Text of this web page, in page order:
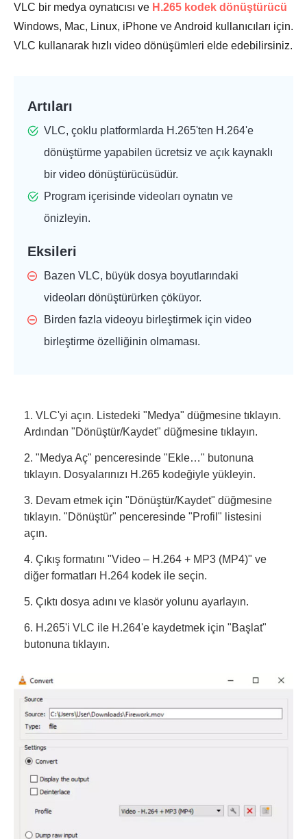
VLC bir medya oynatıcısı ve H.265 kodek dönüştürücü
Windows, Mac, Linux, iPhone ve Android kullanıcıları için.
VLC kullanarak hızlı video dönüşümleri elde edebilirsiniz.
Artıları
VLC, çoklu platformlarda H.265'ten H.264'e
dönüştürme yapabilen ücretsiz ve açık kaynaklı
bir video dönüştürücüsüdür.
Program içerisinde videoları oynatın ve
önizleyin.
Eksileri
Bazen VLC, büyük dosya boyutlarındaki
videoları dönüştürürken çöküyor.
Birden fazla videoyu birleştirmek için video
birleştirme özelliğinin olmaması.
1. VLC'yi açın. Listedeki "Medya" düğmesine tıklayın.
Ardından "Dönüştür/Kaydet" düğmesine tıklayın.
2. "Medya Aç" penceresinde "Ekle…" butonuna
tıklayın. Dosyalarınızı H.265 kodeğiyle yükleyin.
3. Devam etmek için "Dönüştür/Kaydet" düğmesine
tıklayın. "Dönüştür" penceresinde "Profil" listesini
açın.
4. Çıkış formatını "Video – H.264 + MP3 (MP4)" ve
diğer formatları H.264 kodek ile seçin.
5. Çıktı dosya adını ve klasör yolunu ayarlayın.
6. H.265'i VLC ile H.264'e kaydetmek için "Başlat"
butonuna tıklayın.